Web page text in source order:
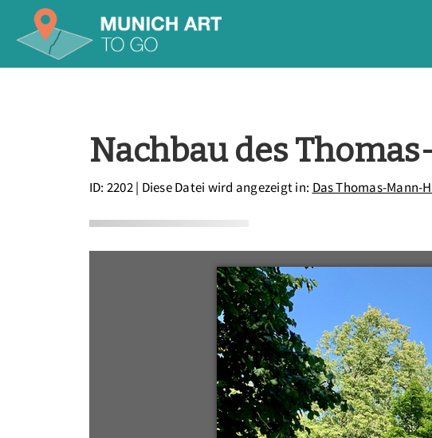
Nachbau des
ID: 2202| Diese Datei wird angezeigt in: Das Thomas-Mann-